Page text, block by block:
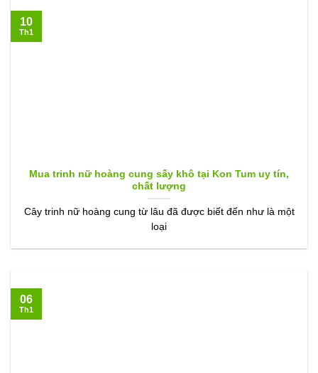
Mua trinh nữ hoàng cung sấy khô tại Kon Tum uy tín,
chất lượng
Cây trinh nữ hoàng cung từ lâu đã được biết đến như là một
loại
10
Th1
06
Th1